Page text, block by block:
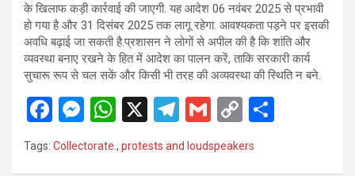
के खिलाफ कड़ी कार्रवाई की जाएगी. यह आदेश 06 नवंबर 2025 से प्रभावी
हो गया है और 31 दिसंबर 2025 तक लागू रहेगा. आवश्यकता पड़ने पर इसकी
अवधि बढ़ाई जा सकती है.प्रशासन ने लोगों से अपील की है कि शांति और
व्यवस्था बनाए रखने के हित में आदेश का पालन करें, ताकि सरकारी कार्य
सुचारू रूप से चल सकें और किसी भी तरह की अव्यवस्था की स्थिति न बने.
F
a
ce
M
es
se
W
at
X
T
el
e
G
ail
C
py
Tags: Collectorate. , protests and loudspeakers